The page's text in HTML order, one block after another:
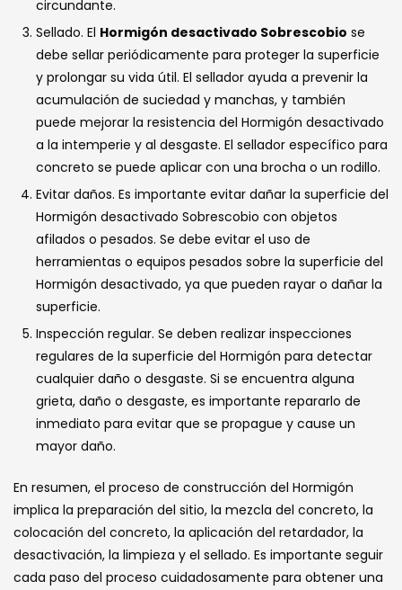
circundante.
Sellado. El Hormigón desactivado Sobrescobio se
debe sellar periódicamente para proteger la superficie
y prolongar su vida útil. El sellador ayuda a prevenir la
acumulación de suciedad y manchas, y también
puede mejorar la resistencia del Hormigón desactivado
a la intemperie y al desgaste. El sellador específico para
concreto se puede aplicar con una brocha o un rodillo.
Evitar daños. Es importante evitar dañar la superficie del
Hormigón desactivado Sobrescobio con objetos
afilados o pesados. Se debe evitar el uso de
herramientas o equipos pesados sobre la superficie del
Hormigón desactivado, ya que pueden rayar o dañar la
superficie.
Inspección regular. Se deben realizar inspecciones
regulares de la superficie del Hormigón para detectar
cualquier daño o desgaste. Si se encuentra alguna
grieta, daño o desgaste, es importante repararlo de
inmediato para evitar que se propague y cause un
mayor daño.
En resumen, el proceso de construcción del Hormigón
implica la preparación del sitio, la mezcla del concreto, la
colocación del concreto, la aplicación del retardador, la
desactivación, la limpieza y el sellado. Es importante seguir
cada paso del proceso cuidadosamente para obtener una